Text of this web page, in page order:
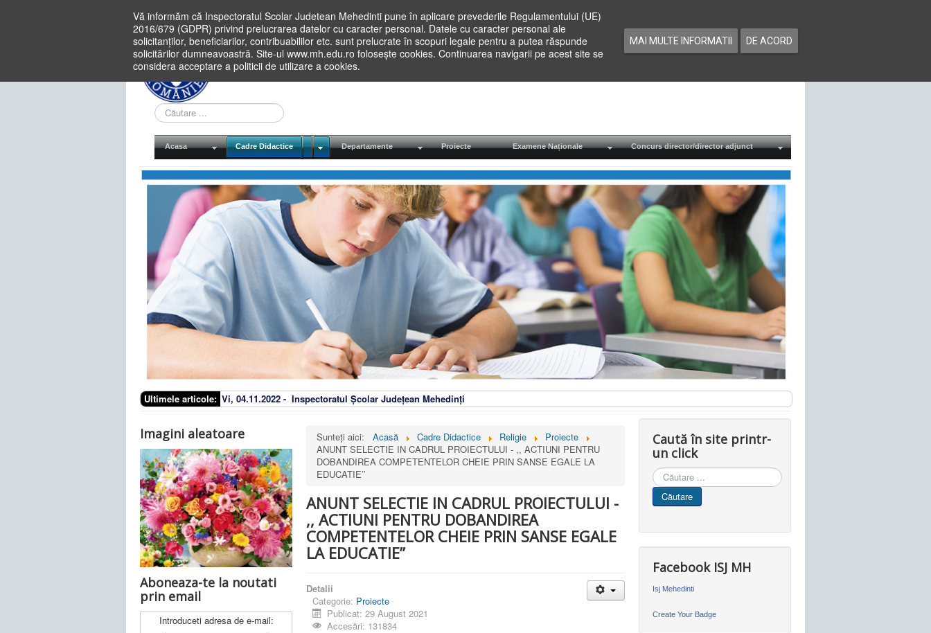
Vă informăm că Inspectoratul Scolar Judetean Mehedinti pune în aplicare prevederile Regulamentului (UE)
2016/679 (GDPR) privind prelucrarea datelor cu caracter personal. Datele cu caracter personal ale
solicitanților, beneficiarilor, contribuabililor etc. sunt prelucrate în scopuri legale pentru a putea răspunde
solicitărilor dumneavoastră. Site-ul www.mh.edu.ro folosește cookies. Continuarea navigarii pe acest site se
considera acceptare a politicii de utilizare a cookies.
MAI MULTE INFORMATII DE ACORD
Cauta
in
site
Acasa Cadre Didactice Departamente Proiecte Examene Naționale Concurs director/director adjunct
Ultimele articole: Vi, 04.11.2022 - Inspectoratul Școlar Județean Mehedinți
Imagini aleatoare
Aboneaza-te la noutati
prin email
Introduceti adresa de e-mail:
Sunteți aici: Acasă Cadre Didactice Religie
Proiecte
ANUNT SELECTIE IN CADRUL PROIECTULUI - ,, ACTIUNI PENTRU
DOBANDIREA COMPETENTELOR CHEIE PRIN SANSE EGALE LA
EDUCATIE’’
ANUNT SELECTIE IN CADRUL PROIECTULUI -
,, ACTIUNI PENTRU DOBANDIREA
COMPETENTELOR CHEIE PRIN SANSE EGALE
LA EDUCATIE’’
Detalii
Categorie: Proiecte
Publicat: 29 August 2021
Accesări: 131834
Caută în site printr-
un click
Cauta
in
site
Căutare
Facebook ISJ MH
Isj Mehedinti
Create Your Badge